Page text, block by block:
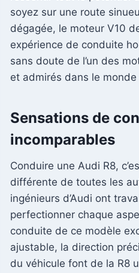
soyez sur une route
dégagée, le moteur V10
expérience de conduite
sans doute de l’un des
et admirés dans le
Sensations de
incomparables
Conduire une Audi R8,
différente de toutes les
ingénieurs d’Audi ont
perfectionner chaque
conduite de ce modèle
ajustable, la direction
du véhicule font de la R8